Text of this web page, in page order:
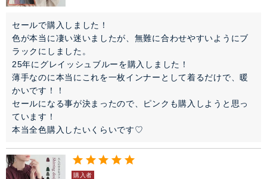
セールで購入しました！
色が本当に凄い迷いましたが、無難に合わせやすいようにブ
ラックにしました。
25年にグレイッシュブルーを購入しました！
薄手なのに本当にこれを一枚インナーとして着るだけで、暖
かいです！！
セールになる事が決まったので、ピンクも購入しようと思っ
ています！
本当全色購入したいくらいです♡
購入者